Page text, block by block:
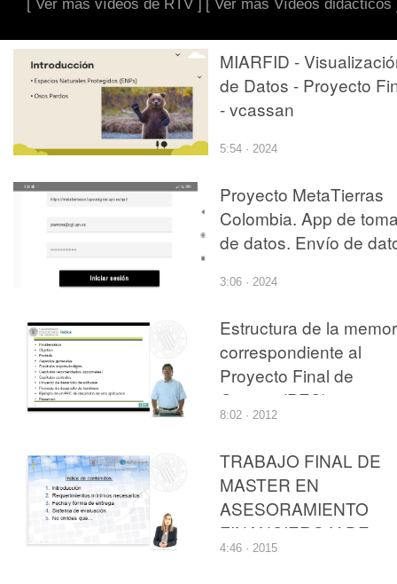
[ Ver más vídeos de RTV ] [ Ver más Vídeos didácticos
MIARFID -
de Datos - Proyecto
- vcassan
5:54 · 2024
Proyecto MetaTierras
Colombia. App de
de datos. Envío de
3:06 · 2024
Estructura de la
correspondiente al
Proyecto Final de
Carrera (PFC)
8:02 · 2012
TRABAJO FINAL DE
MASTER EN
ASESORAMIENTO
FINANCIERO Y DE
SEGUROS
4:46 · 2015